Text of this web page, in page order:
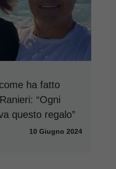
ha fatto
“Ogni
questo regalo”
10 Giugno 2024